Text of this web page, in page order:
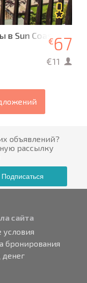
Sun Coast€67
€11
объявлений?
рассылку
Подписаться
сайта
бронирования